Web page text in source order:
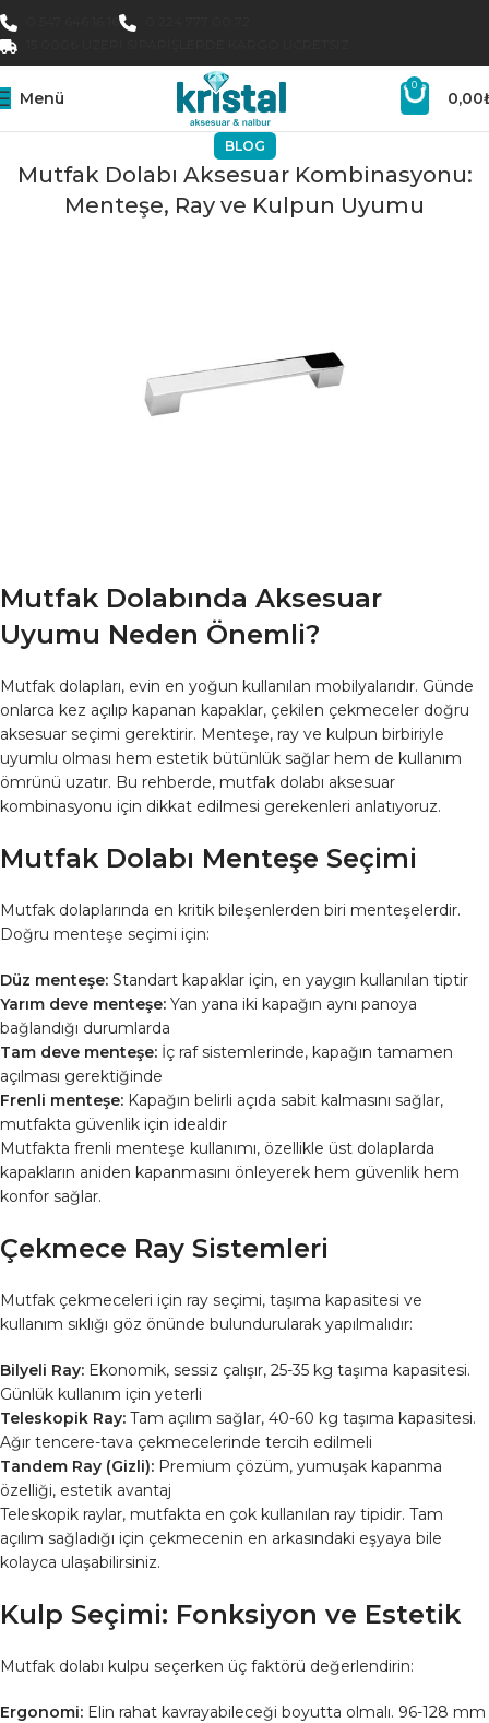
Menü
0
0,00
BLOG
Mutfak Dolabı Aksesuar Kombinasyonu:
Menteşe, Ray ve Kulpun Uyumu
Mutfak Dolabında Aksesuar
Uyumu Neden Önemli?
Mutfak dolapları, evin en yoğun kullanılan mobilyalarıdır. Günde
onlarca kez açılıp kapanan kapaklar, çekilen çekmeceler doğru
aksesuar seçimi gerektirir. Menteşe, ray ve kulpun birbiriyle
uyumlu olması hem estetik bütünlük sağlar hem de kullanım
ömrünü uzatır. Bu rehberde, mutfak dolabı aksesuar
kombinasyonu için dikkat edilmesi gerekenleri anlatıyoruz.
Mutfak Dolabı Menteşe Seçimi
Mutfak dolaplarında en kritik bileşenlerden biri menteşelerdir.
Doğru menteşe seçimi için:
Düz menteşe: Standart kapaklar için, en yaygın kullanılan tiptir
Yarım deve menteşe: Yan yana iki kapağın aynı panoya
bağlandığı durumlarda
Tam deve menteşe: İç raf sistemlerinde, kapağın tamamen
açılması gerektiğinde
Frenli menteşe: Kapağın belirli açıda sabit kalmasını sağlar,
mutfakta güvenlik için idealdir
Mutfakta frenli menteşe kullanımı, özellikle üst dolaplarda
kapakların aniden kapanmasını önleyerek hem güvenlik hem
konfor sağlar.
Çekmece Ray Sistemleri
Mutfak çekmeceleri için ray seçimi, taşıma kapasitesi ve
kullanım sıklığı göz önünde bulundurularak yapılmalıdır:
Bilyeli Ray: Ekonomik, sessiz çalışır, 25-35 kg taşıma kapasitesi.
Günlük kullanım için yeterli
Teleskopik Ray: Tam açılım sağlar, 40-60 kg taşıma kapasitesi.
Ağır tencere-tava çekmecelerinde tercih edilmeli
Tandem Ray (Gizli): Premium çözüm, yumuşak kapanma
özelliği, estetik avantaj
Teleskopik raylar, mutfakta en çok kullanılan ray tipidir. Tam
açılım sağladığı için çekmecenin en arkasındaki eşyaya bile
kolayca ulaşabilirsiniz.
Kulp Seçimi: Fonksiyon ve Estetik
Mutfak dolabı kulpu seçerken üç faktörü değerlendirin:
Ergonomi: Elin rahat kavrayabileceği boyutta olmalı. 96-128 mm